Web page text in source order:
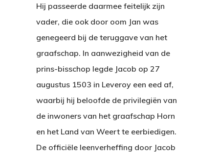
Hij passeerde daarmee feitelijk zijn
vader, die ook door oom Jan was
genegeerd bij de teruggave van het
graafschap. In aanwezigheid van de
prins-bisschop legde Jacob op 27
augustus 1503 in Leveroy een eed af,
waarbij hij beloofde de privilegiën van
de inwoners van het graafschap Horn
en het Land van Weert te eerbiedigen.
De officiële leenverheffing door Jacob